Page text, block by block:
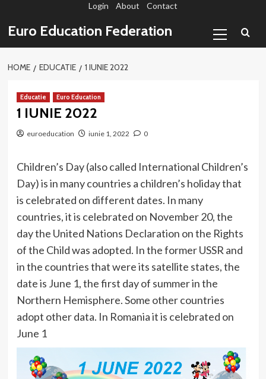
conținut
Login About Contact
Euro Education Federation
Menu
HOME EDUCATIE 1 IUNIE 2022
Educatie Euro Education
1 IUNIE 2022
euroeducation iunie 1, 2022 0
Children’s Day (also called International Children’s
Day) is in many countries a children’s holiday that
is celebrated on different dates. In many
countries, it is celebrated on November 20, the
day the United Nations Declaration on the Rights
of the Child was adopted. In the former USSR and
in the countries that were its satellite states, the
date is June 1, the first day of summer in the
Northern Hemisphere. Some other countries
adopt other data. In Romania it is celebrated on
June 1